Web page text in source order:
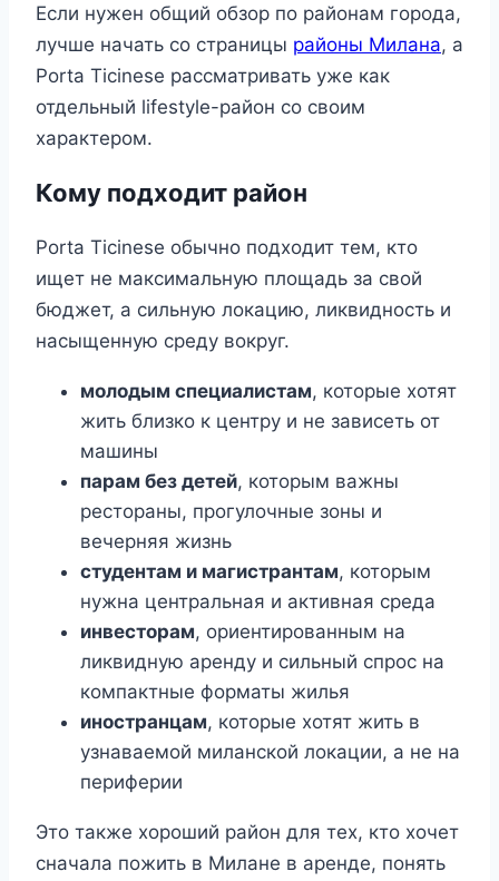
Если нужен общий обзор по районам города,
лучше начать со страницы районы Милана, а
Porta Ticinese рассматривать уже как
отдельный lifestyle-район со своим
характером.
Кому подходит район
Porta Ticinese обычно подходит тем, кто
ищет не максимальную площадь за свой
бюджет, а сильную локацию, ликвидность и
насыщенную среду вокруг.
молодым специалистам, которые хотят
жить близко к центру и не зависеть от
машины
парам без детей, которым важны
рестораны, прогулочные зоны и
вечерняя жизнь
студентам и магистрантам, которым
нужна центральная и активная среда
инвесторам, ориентированным на
ликвидную аренду и сильный спрос на
компактные форматы жилья
иностранцам, которые хотят жить в
узнаваемой миланской локации, а не на
периферии
Это также хороший район для тех, кто хочет
сначала пожить в Милане в аренде, понять